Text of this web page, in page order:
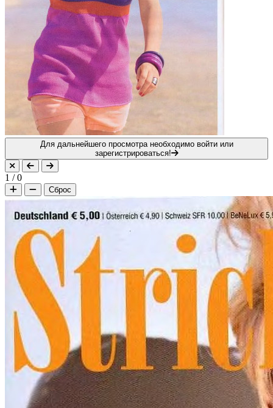
Для дальнейшего просмотра необходимо войти или
зарегистрироваться!
1 /0
Сброс